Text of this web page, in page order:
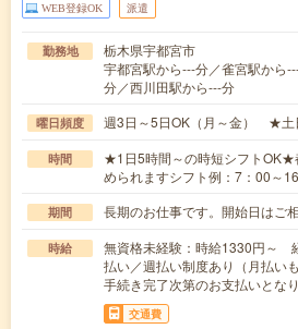
WEB登録OK 派遣
勤務地
栃木県宇都宮市
宇都宮駅から---分／雀宮駅から
分／西川田駅から---分
曜日頻度 週3日～5日OK（月～金） ★土
時間
★1日5時間～の時短シフトOK★
められますシフト例：7：00～
期間 長期のお仕事です。開始日は
時給
無資格未経験：時給1330円～
払い／週払い制度あり（月払い
手続き完了次第のお支払いとなり
交通費